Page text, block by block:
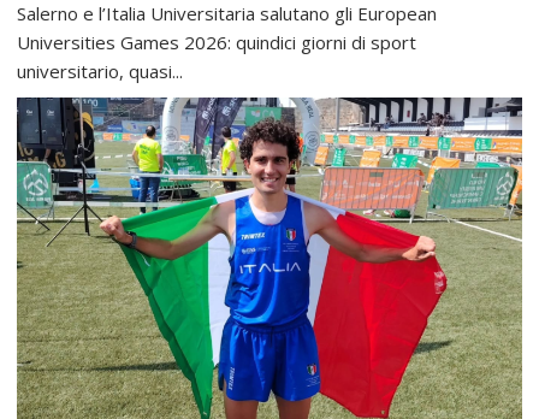
Salerno e l’Italia Universitaria salutano gli European
Universities Games 2026: quindici giorni di sport
universitario, quasi...